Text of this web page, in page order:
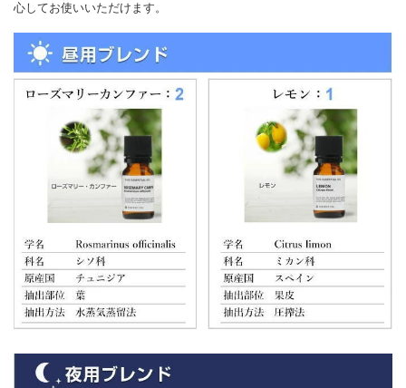
心してお使いいただけます。